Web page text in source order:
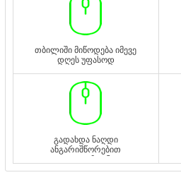
თბილიში მიწოდება იმევე
დღეს უფასოდ
გადახდა ნაღდი
ანგარიშწორებით
ადგილზე ან
გადმორიცხვით